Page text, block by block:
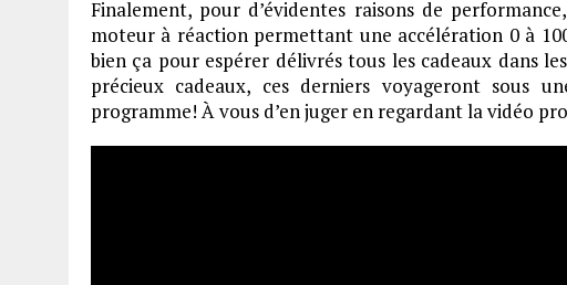
Finalement, pour d’évidentes raisons de
moteur à réaction permettant une accélération 0 à
bien ça pour espérer délivrés tous les cadeaux dans
précieux cadeaux, ces derniers voyageront sous
programme! À vous d’en juger en regardant la vidéo